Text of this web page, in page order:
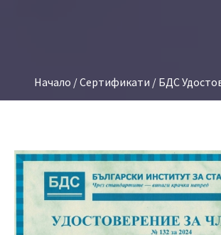
Начало /Сертификати / БДС